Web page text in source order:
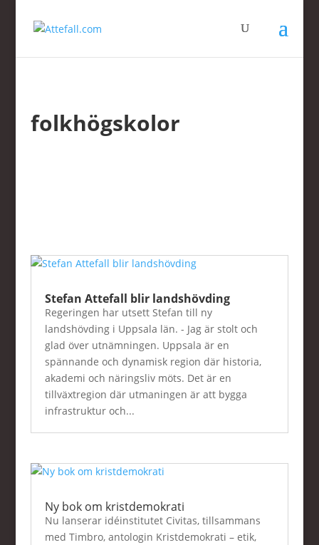
folkhögskolor
Stefan Attefall blir landshövding
Regeringen har utsett Stefan till ny
landshövding i Uppsala län. - Jag är stolt och
glad över utnämningen. Uppsala är en
spännande och dynamisk region där historia,
akademi och näringsliv möts. Det är en
tillväxtregion där utmaningen är att bygga
infrastruktur och...
Ny bok om kristdemokrati
Nu lanserar idéinstitutet Civitas, tillsammans
med Timbro, antologin Kristdemokrati – etik,